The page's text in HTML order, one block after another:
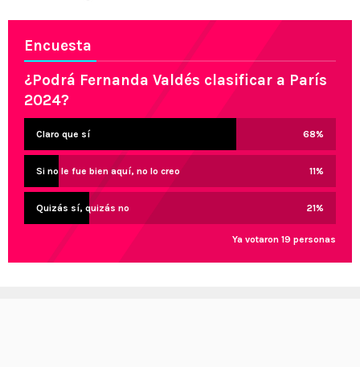
Encuesta
¿Podrá Fernanda Valdés clasificar a París
2024?
Claro que sí 68%
Si no le fue bien aquí, no lo creo 11%
Quizás sí, quizás no 21%
Ya votaron 19 personas